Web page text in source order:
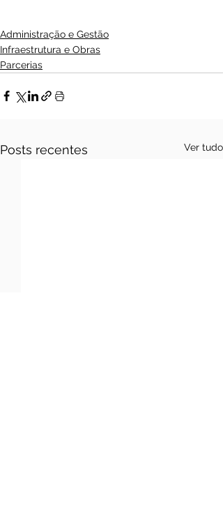
Administração e Gestão
Infraestrutura e Obras
Parcerias
Posts recentes Ver tudo